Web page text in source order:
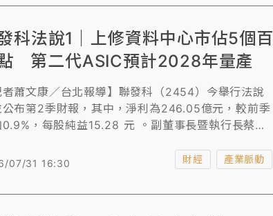
科法說1｜上修資料中心市佔5個百
第二代ASIC預計2028年量產
者蕭文康／台北報導】聯發科（2454）今舉行法說
公布第2季財報，其中，淨利為246.05億元，較前季
0.9%，每股純益15.28 元 。副董事長暨執行長蔡力
平至成長5%，毛利率達46%±1.5%。他透露與美國1
第二代2028年量產，而2026年資料中心營收可望超
07/31 16:30 財經 產業脈動